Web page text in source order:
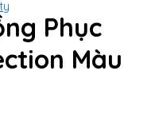
Phục
Màu